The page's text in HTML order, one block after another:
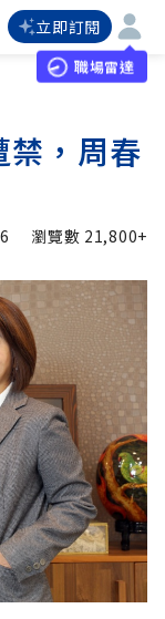
立即訂閱
職場雷達
禁，周春
瀏覽數 21,800+